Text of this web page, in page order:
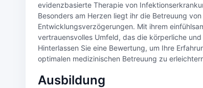
evidenzbasierte Therapie von
Besonders am Herzen liegt ihr die Betreuung
Entwicklungsverzögerungen. Mit ihrem
vertrauensvolles Umfeld, das die körperliche
Hinterlassen Sie eine Bewertung, um Ihre
optimalen medizinischen Betreuung zu
Ausbildung